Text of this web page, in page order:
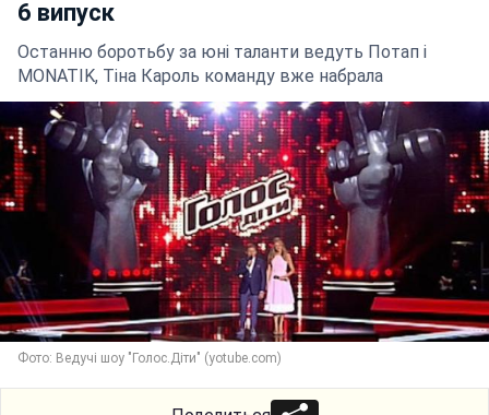
6 випуск
Останню боротьбу за юні таланти ведуть Потап і
MONATIK, Тіна Кароль команду вже набрала
Фото: Ведучі шоу "Голос.Діти" (yotube.com)